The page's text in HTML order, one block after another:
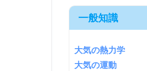
一般知識
大気の熱力学
大気の運動